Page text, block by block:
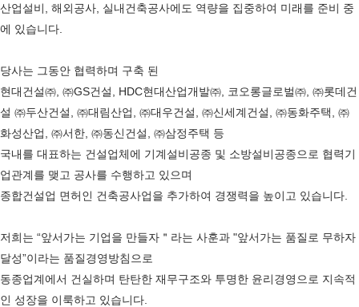
산업설비, 해외공사, 실내건축공사에도 역량을 집중하여 미래를 준비 중
에 있습니다.
당사는 그동안 협력하며 구축 된
현대건설㈜, ㈜GS건설, HDC현대산업개발㈜, 코오롱글로벌㈜, ㈜롯데건
설 ㈜두산건설, ㈜대림산업, ㈜대우건설, ㈜신세계건설, ㈜동화주택, ㈜
화성산업, ㈜서한, ㈜동신건설, ㈜삼정주택 등
국내를 대표하는 건설업체에 기계설비공종 및 소방설비공종으로 협력기
업관계를 맺고 공사를 수행하고 있으며
종합건설업 면허인 건축공사업을 추가하여 경쟁력을 높이고 있습니다.
저희는 “앞서가는 기업을 만들자＂라는 사훈과 "앞서가는 품질로 무하자
달성”이라는 품질경영방침으로
동종업계에서 건실하며 탄탄한 재무구조와 투명한 윤리경영으로 지속적
인 성장을 이룩하고 있습니다.